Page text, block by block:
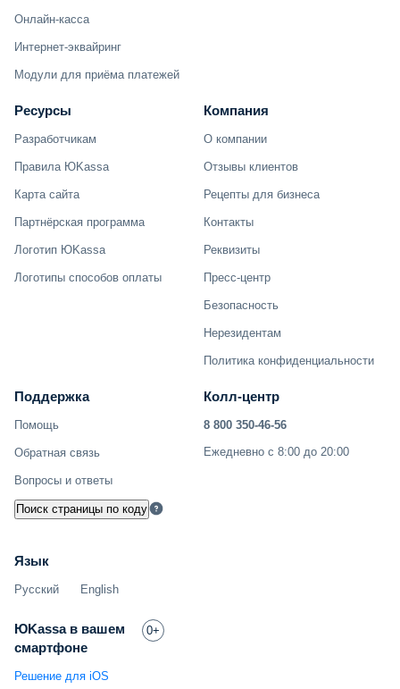
Онлайн-касса
Интернет-эквайринг
Модули для приёма платежей
Ресурсы
Разработчикам
Правила ЮKassa
Карта сайта
Партнёрская программа
Логотип ЮKassa
Логотипы способов оплаты
Компания
О компании
Отзывы клиентов
Рецепты для бизнеса
Контакты
Реквизиты
Пресс-центр
Безопасность
Нерезидентам
Политика конфиденциальности
Поддержка
Помощь
Обратная связь
Вопросы и ответы
Поиск страницы по коду
Колл-центр
8 800 350-46-56
Ежедневно с 8:00 до 20:00
Язык
Русский English
ЮKassa в вашем
смартфоне
0+
Решение для iOS